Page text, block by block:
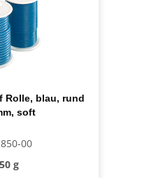
Rolle, blau, rund
soft
00
g